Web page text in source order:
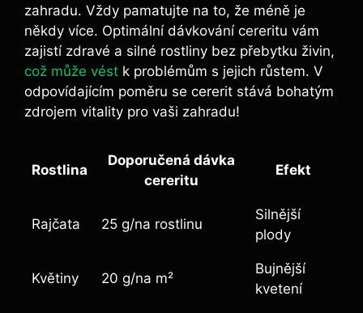
zahradu. Vždy pamatujte na ‍to, že ​méně ⁣je
někdy⁤ více. ‌Optimální dávkování cereritu vám
zajistí zdravé a silné rostliny bez přebytku živin,
což může vést k problémům s jejich růstem. V
odpovídajícím poměru se cererit⁢ stává bohatým
zdrojem vitality pro vaši zahradu!
Rostlina
Doporučená dávka
cereritu
Efekt
Rajčata 25 g/na rostlinu
Silnější⁢
plody
Květiny 20 g/na m²
Bujnější
kvetení